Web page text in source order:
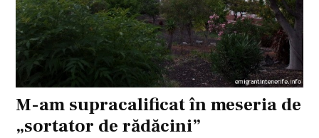
M-am supracalificat în meseria de
„sortator de rădăcini”